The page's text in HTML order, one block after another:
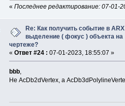
« Последнее редактирование: 07-01-
Re: Как получить событие в ARX
выделение ( фокус ) объекта на
чертеже?
« Ответ #24 : 07-01-2023, 18:55:07 »
bbb,
Не AcDb2dVertex, а